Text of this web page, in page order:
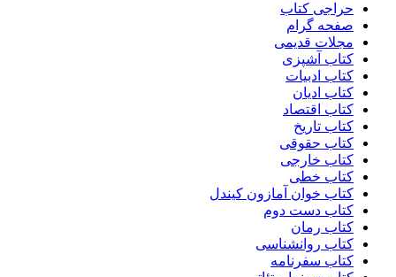
حراجی کتاب
صفحه گرام
مجلات قدیمی
کتاب آشپزی
کتاب ادبیات
کتاب ادیان
کتاب اقتصاد
کتاب تاریخ
کتاب حقوقی
کتاب خارجی
کتاب خطی
کتاب خوان آمازون کیندل
کتاب دست دوم
کتاب رمان
کتاب روانشناسی
کتاب سفرنامه